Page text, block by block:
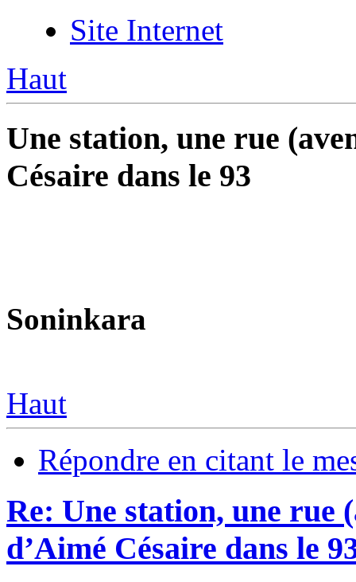
Site Internet
Haut
Une station, une rue
Césaire dans le 93
Soninkara
Haut
Répondre en citant le
Re: Une station, une rue
d’Aimé Césaire dans le